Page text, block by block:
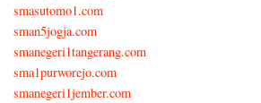
smasutomo1.com
sman5jogja.com
smanegeri1tangerang.com
sma1purworejo.com
smanegeri1jember.com